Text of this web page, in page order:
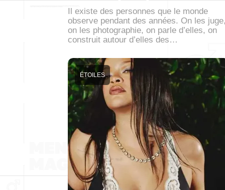
Il existe des personnes que le monde
observe pendant des années. On les
on les photographie, on parle d’elles, on
construit autour d’elles des…
ÉTOILES